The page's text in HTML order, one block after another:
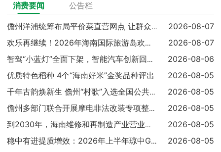
消费要闻 公告栏
儋州洋浦统筹布局平价菜直营网点 让群众吃上实惠放心菜 2026-08-07
欢乐再继续！2026年海南国际旅游岛欢乐节调声狂欢嘉年华亮点 2026-08-07
智驾“小蓝灯”全面下架，智能汽车创新回归安全本质
2026-08-06
优质特色稻种 4个“海南好米”金奖品种评出
2026-08-05
千年古韵焕新生 儋州“村歌”入选全国公共文化服务高质量发展典 2026-08-05
儋州多部门联合开展摩电非法改装专项整治 查扣涉案车辆25辆 2026-08-05
到2030年，海南维修和再制造产业营业收入达到300亿元 2026-08-05
稳中有进提质增效：2026年上半年琼中GDP同比增长4.1%
2026-08-05